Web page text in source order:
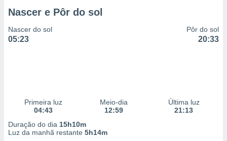
Nascer e Pôr do sol
Nascer do sol
05:23
Pôr do sol
20:33
Primeira luz
04:43
Meio-dia
12:59
Última luz
21:13
Duração do dia 15h10m
Luz da manhã restante 5h14m